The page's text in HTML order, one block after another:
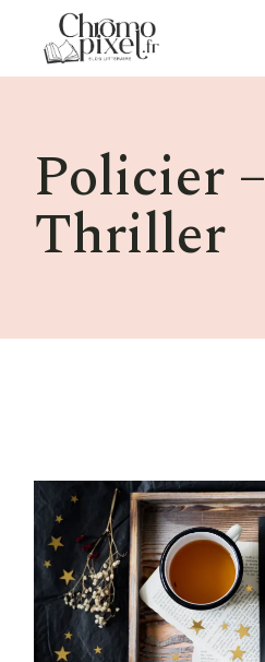
content
Policier –
Thriller